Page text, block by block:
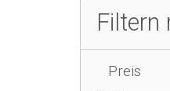
Filtern
Preis